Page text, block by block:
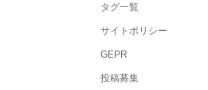
タグ一覧
サイトポリシー
GEPR
投稿募集